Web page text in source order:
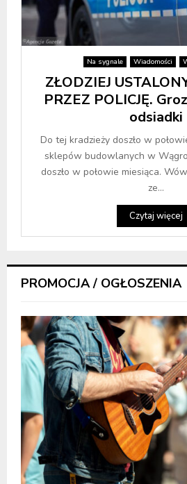
Na sygnale Wiadomości
ZŁODZIEJ
PRZEZ POLICJĘ.
odsiadki
Do tej kradzieży doszło w
sklepów budowlanych w
doszło w połowie miesiąca.
ze...
Czytaj więcej
PROMOCJA / OGŁOSZENIA